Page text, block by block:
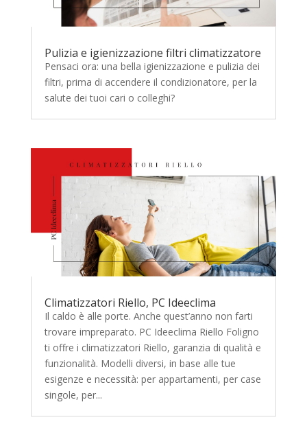
Pulizia e igienizzazione filtri climatizzatore
Pensaci ora: una bella igienizzazione e pulizia dei
filtri, prima di accendere il condizionatore, per la
salute dei tuoi cari o colleghi?
Climatizzatori Riello, PC Ideeclima
Il caldo è alle porte. Anche quest’anno non farti
trovare impreparato. PC Ideeclima Riello Foligno
ti offre i climatizzatori Riello, garanzia di qualità e
funzionalità. Modelli diversi, in base alle tue
esigenze e necessità: per appartamenti, per case
singole, per...